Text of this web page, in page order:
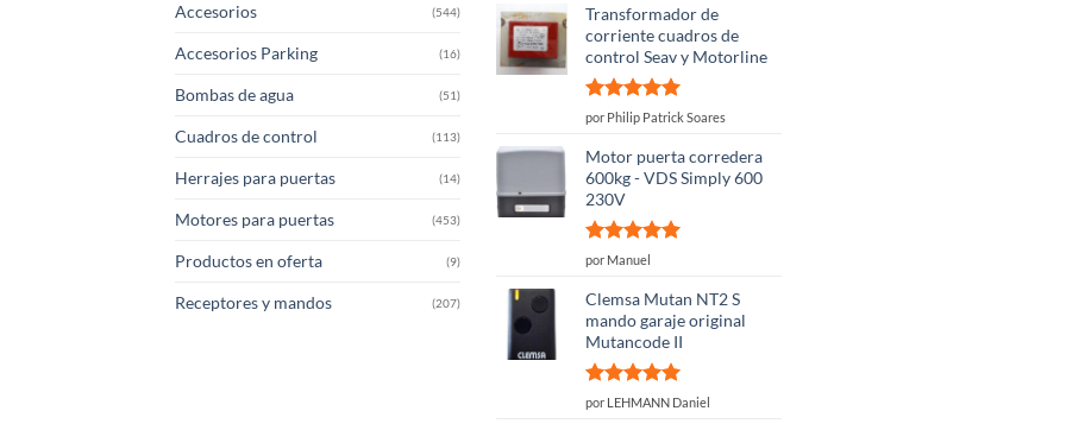
Accesorios (544)
Accesorios Parking (16)
Bombas de agua (51)
Cuadros de control (113)
Herrajes para puertas (14)
Motores para puertas (453)
Productos en oferta (9)
Receptores y mandos (207)
Transformador de
corriente cuadros de
control Seav y Motorline
Valorado
por Philip Patrick Soares
Motor puerta corredera
600kg - VDS Simply 600
230V
Valorado
por Manuel
Clemsa Mutan NT2 S
mando garaje original
Mutancode II
Valorado
por LEHMANN Daniel